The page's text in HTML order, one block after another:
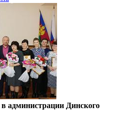
администрации Динского